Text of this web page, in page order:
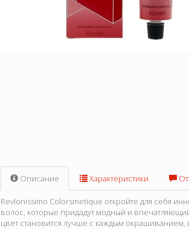
Описание Характеристики
Revlonissimo Colorsmetique откройте для себя
волос, которые придадут модный и
цвет становится лучше с каждым